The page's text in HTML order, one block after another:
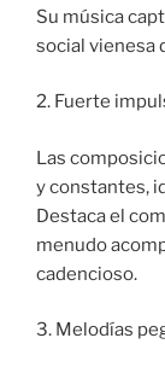
Su música
social vienesa
2. Fuerte
Las
y constantes,
Destaca el
menudo
cadencioso.
3. Melodías